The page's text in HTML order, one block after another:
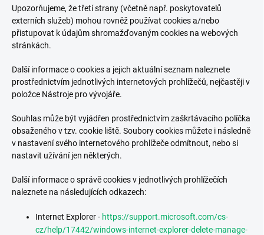
Upozorňujeme, že třetí strany (včetně např. poskytovatelů
externích služeb) mohou rovněž používat cookies a/nebo
přistupovat k údajům shromažďovaným cookies na webových
stránkách.
Další informace o cookies a jejich aktuální seznam naleznete
prostřednictvím jednotlivých internetových prohlížečů, nejčastěji v
položce Nástroje pro vývojáře.
Souhlas může být vyjádřen prostřednictvím zaškrtávacího políčka
obsaženého v tzv. cookie liště. Soubory cookies můžete i následně
v nastavení svého internetového prohlížeče odmítnout, nebo si
nastavit užívání jen některých.
Další informace o správě cookies v jednotlivých prohlížečích
naleznete na následujících odkazech:
Internet Explorer - https://support.microsoft.com/cs-
cz/help/17442/windows-internet-explorer-delete-manage-